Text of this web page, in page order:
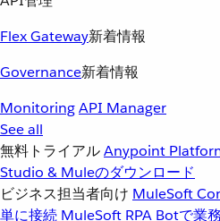
Flex Gateway新着情報
Governance新着情報
MonitoringAPI Manager
See all
無料トライアルAnypoint
Studio & Muleのダウンロード
ビジネス担当者向け MuleSoft
単に接続 MuleSoft RPA Botで業